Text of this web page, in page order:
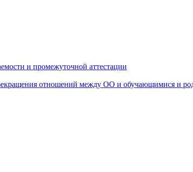
и промежуточной аттестации
отношений между ОО и обучающимися и